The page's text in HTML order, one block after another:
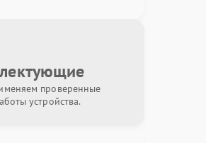
проверенные
устройства.